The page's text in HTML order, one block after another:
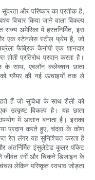
और परिष्कार का प्रतीक है,
विचार किया जाने वाला विकल्प
अमेरिका में हस्तनिर्मित, इस
एक स्टेनलेस स्टील फ्रेम है, जो
फैब्रिक कैनोपी एक शानदार
होती प्रतिरोध प्रदान करता है।
के साथ, एवलॉन कलेक्शन छाता
ग्लैमर की नई ऊंचाइयों तक ले
हैं जो सुविधा के साथ शैली को
उत्कृष्ट विकल्प है। यह छाता
में आसान बनाता है। इसका
प्रदान करते हुए, चंदवा के कोण
रेत लंगर यह सुनिश्चित करता है
अंतर्निर्मित इंसुलेटेड कूलर पॉकेट
जीवंत रंगों और चिकने डिजाइन के
लेकिन परिष्कृत स्वभाव जोड़ता